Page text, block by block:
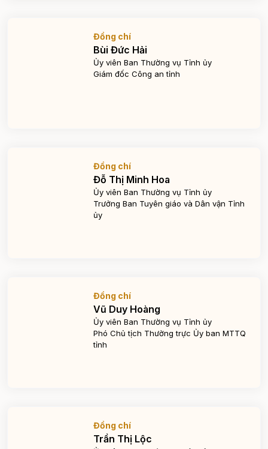
Đồng chí
Bùi Đức Hải
Ủy viên Ban Thường vụ Tỉnh ủy
Giám đốc Công an tỉnh
Đồng chí
Đỗ Thị Minh Hoa
Ủy viên Ban Thường vụ Tỉnh ủy
Trưởng Ban Tuyên giáo và Dân vận Tỉnh
ủy
Đồng chí
Vũ Duy Hoàng
Ủy viên Ban Thường vụ Tỉnh ủy
Phó Chủ tịch Thường trực Ủy ban MTTQ
tỉnh
Đồng chí
Trần Thị Lộc